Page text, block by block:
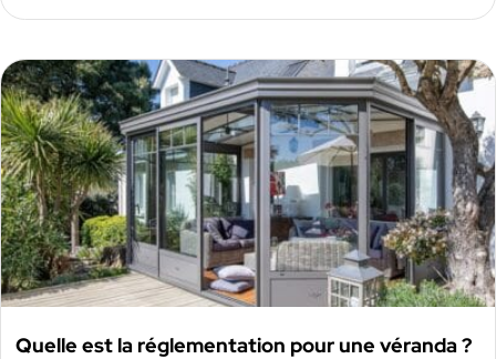
Quelle est la réglementation pour une véranda ?